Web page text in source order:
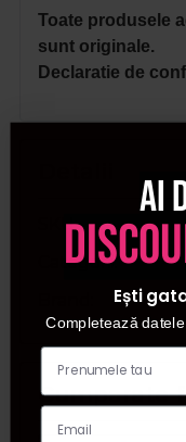
Toate produsele
sunt originale.
Declaratie de
SKU
Categorii
Cumparate
Ai
Ești
Completează